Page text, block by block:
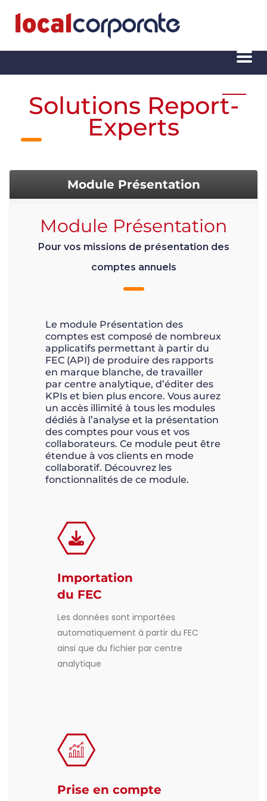
Solutions Report-
Experts
Module Présentation
Module Présentation
Pour vos missions de présentation des
comptes annuels
Le module Présentation des
comptes est composé de nombreux
applicatifs permettant à partir du
FEC (API) de produire des rapports
en marque blanche, de travailler
par centre analytique, d’éditer des
KPIs et bien plus encore. Vous aurez
un accès illimité à tous les modules
dédiés à l’analyse et la présentation
des comptes pour vous et vos
collaborateurs. Ce module peut être
étendue à vos clients en mode
collaboratif. Découvrez les
fonctionnalités de ce module.
Importation
du FEC
Les données sont importées
automatiquement à partir du FEC
ainsi que du fichier par centre
analytique
Prise en compte